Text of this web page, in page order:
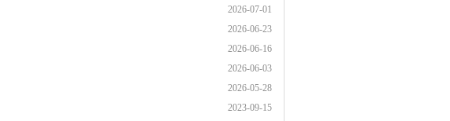
2026-07-01
2026-06-23
2026-06-16
2026-06-03
2026-05-28
2023-09-15